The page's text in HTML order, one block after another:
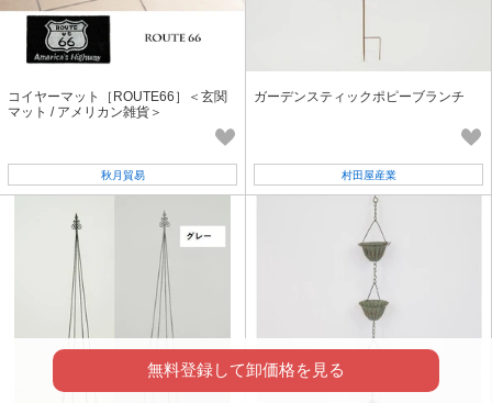
コイヤーマット［ROUTE66］＜玄関
マット / アメリカン雑貨＞
秋月貿易
ガーデンスティックポピーブランチ
村田屋産業
無料登録して卸価格を見る